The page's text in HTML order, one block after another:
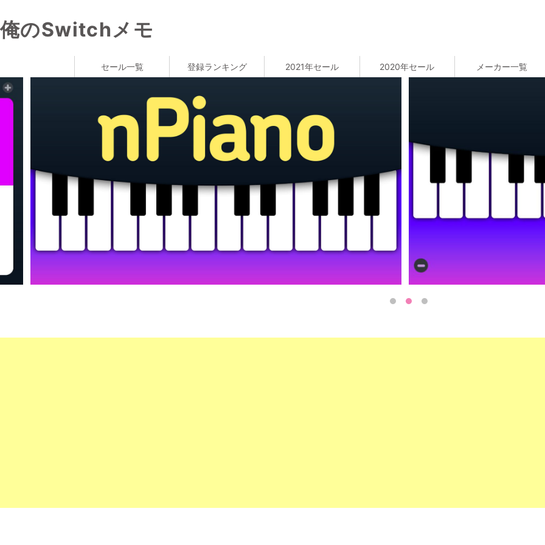
俺のSwitchメモ
セール一覧 登録ランキング 2021年セール 2020年セール メーカー一覧